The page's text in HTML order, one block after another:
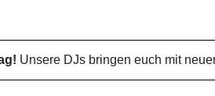
Unsere DJs bringen euch mit